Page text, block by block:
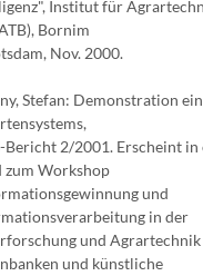
Institut für
Bornim
Nov. 2000.
Stefan: Demonstration
Bericht 2/2001. Erscheint in
zum Workshop
und
in der
und Agrartechnik
und künstliche